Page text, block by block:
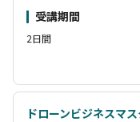
UAV測量は現場を革新し
量マニュアルを基に測量
ど、
様々な現場経験から得た
受講期間
2日間
ドローンビジネスマ